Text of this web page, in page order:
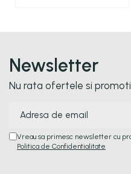
Newsletter
Nu rata ofertele si
Vreau sa primesc newsletter cu
Politica de Confidentialitate